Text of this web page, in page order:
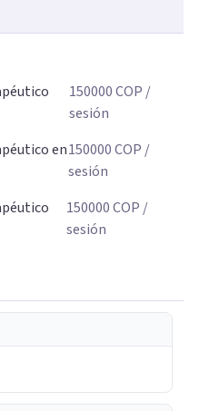
150000COP /
sesión
en150000COP /
sesión
150000COP /
sesión